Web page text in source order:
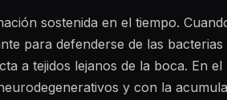
sostenida en el tiempo.
para defenderse de las bacterias
a tejidos lejanos de la boca. En el
y con la